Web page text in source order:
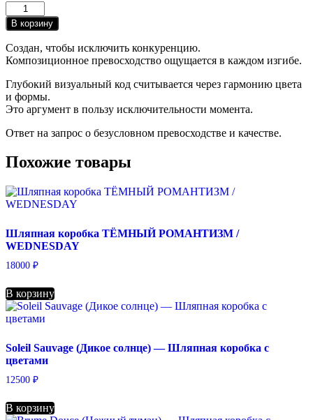
Количество
товара
Шляпная
коробка
пионовидных
тюльпанов
микс
В корзину
Создан, чтобы исключить конкуренцию.
Композиционное превосходство ощущается в каждом изгибе.
Глубокий визуальный код считывается через гармонию цвета
и формы.
Это аргумент в пользу исключительности момента.
Ответ на запрос о безусловном превосходстве и качестве.
Похожие товары
Шляпная коробка ТЁМНЫЙ РОМАНТИЗМ /
WEDNESDAY
18000 ₽
В корзину
Soleil Sauvage (Дикое солнце) — Шляпная коробка с
цветами
12500 ₽
В корзину